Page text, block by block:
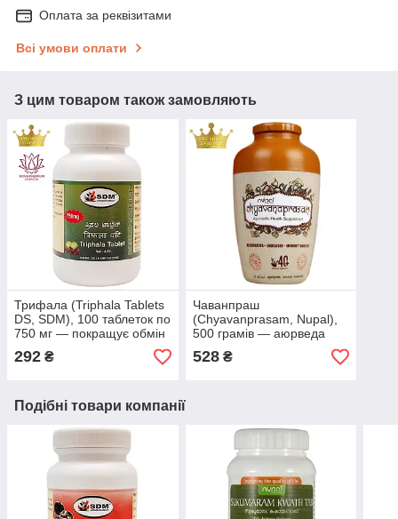
Оплата за реквізитами
Всі умови оплати
З цим товаром також замовляють
Трифала (Triphala Tablets
DS, SDM), 100 таблеток по
750 мг — покращує обмін
речовин
292 ₴
Чаванпраш
(Chyavanprasam, Nupal),
500 грамів — аюрведа
для зміцнення імунітету та
комплексного
528₴
Подібні товари компанії